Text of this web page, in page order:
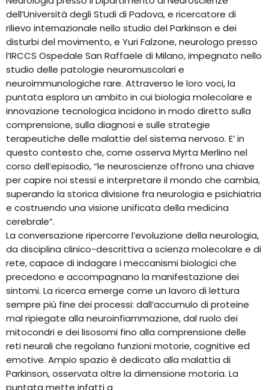
dell’Università degli Studi di Padova, e ricercatore di
rilievo internazionale nello studio del Parkinson e dei
disturbi del movimento, e Yuri Falzone, neurologo presso
l’IRCCS Ospedale San Raffaele di Milano, impegnato nello
studio delle patologie neuromuscolari e
neuroimmunologiche rare. Attraverso le loro voci, la
puntata esplora un ambito in cui biologia molecolare e
innovazione tecnologica incidono in modo diretto sulla
comprensione, sulla diagnosi e sulle strategie
terapeutiche delle malattie del sistema nervoso. E’ in
questo contesto che, come osserva Myrta Merlino nel
corso dell’episodio, “le neuroscienze offrono una chiave
per capire noi stessi e interpretare il mondo che cambia,
superando la storica divisione fra neurologia e psichiatria
e costruendo una visione unificata della medicina
cerebrale”.
La conversazione ripercorre l’evoluzione della neurologia,
da disciplina clinico-descrittiva a scienza molecolare e di
rete, capace di indagare i meccanismi biologici che
precedono e accompagnano la manifestazione dei
sintomi. La ricerca emerge come un lavoro di lettura
sempre più fine dei processi: dall’accumulo di proteine
mal ripiegate alla neuroinfiammazione, dal ruolo dei
mitocondri e dei lisosomi fino alla comprensione delle
reti neurali che regolano funzioni motorie, cognitive ed
emotive. Ampio spazio è dedicato alla malattia di
Parkinson, osservata oltre la dimensione motoria. La
puntata mette infatti a